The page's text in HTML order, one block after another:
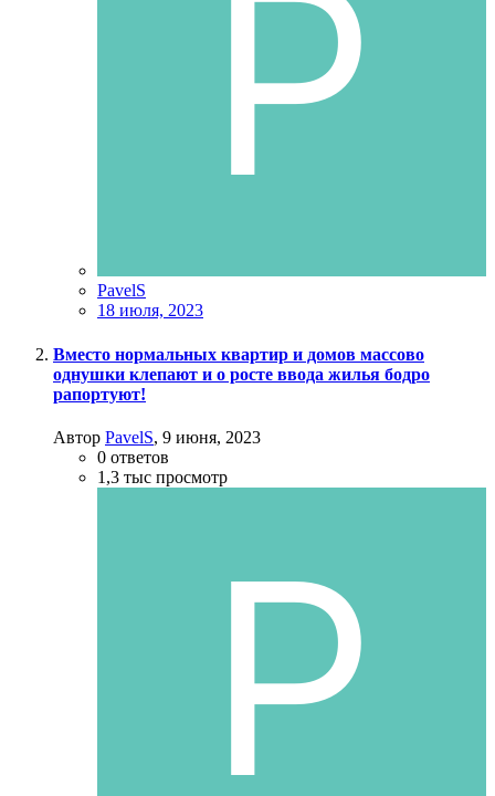
PavelS
18 июля, 2023
Вместо нормальных квартир и домов массово
однушки клепают и о росте ввода жилья бодро
рапортуют!
Автор PavelS, 9 июня, 2023
0 ответов
1,3 тыс просмотр